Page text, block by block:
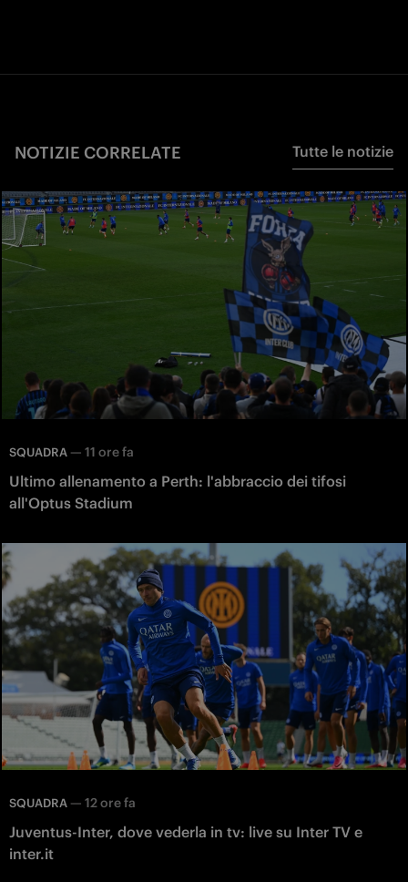
NOTIZIE CORRELATE Tutte le notizie
SQUADRA — 11 ore fa
Ultimo allenamento a Perth: l'abbraccio dei tifosi
all'Optus Stadium
SQUADRA — 12 ore fa
Juventus-Inter, dove vederla in tv: live su Inter TV e
inter.it